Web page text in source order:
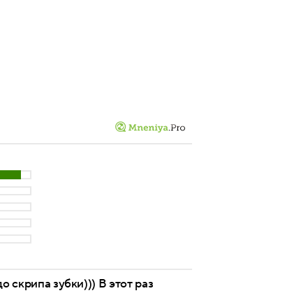
скрипа зубки))) В этот раз